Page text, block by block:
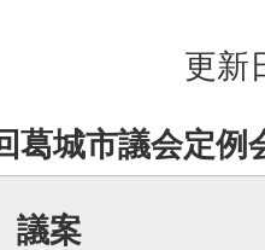
更新
葛城市議会定例
議案